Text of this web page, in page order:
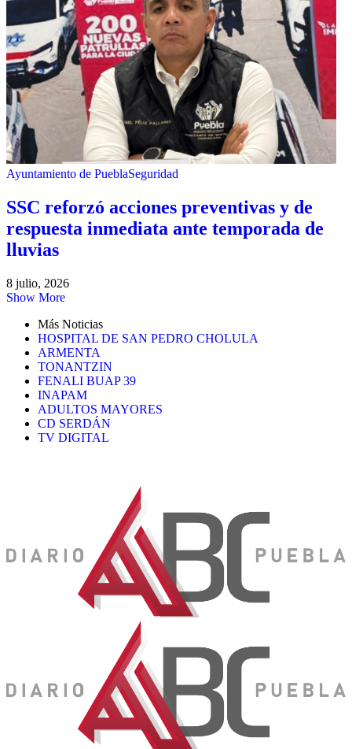
Ayuntamiento de PueblaSeguridad
SSC reforzó acciones preventivas y de
respuesta inmediata ante temporada de
lluvias
8 julio, 2026
Show More
Más Noticias
HOSPITAL DE SAN PEDRO CHOLULA
ARMENTA
TONANTZIN
FENALI BUAP 39
INAPAM
ADULTOS MAYORES
CD SERDÁN
TV DIGITAL